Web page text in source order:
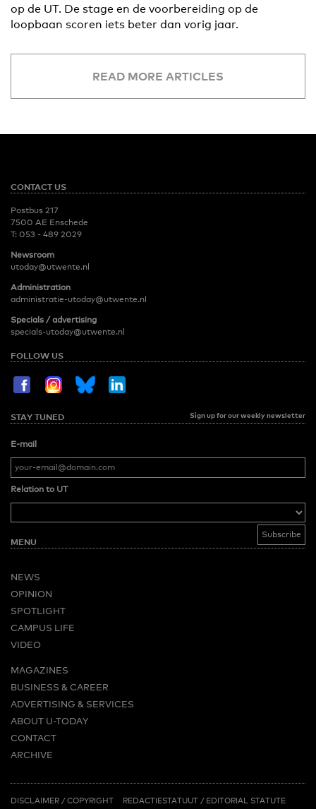
op de UT. De stage en de voorbereiding op de
loopbaan scoren iets beter dan vorig jaar.
READ MORE ARTICLES
CONTACT US
Postbus 217
7500 AE Enschede
T: 053 - 489 2029
Newsroom
utoday@utwente.nl
Administration
administratie-utoday@utwente.nl
Specials / advertising
specials-utoday@utwente.nl
FOLLOW US
STAY TUNED Sign up for our weekly newsletter
E-mail
Relation to UT
MENU
NEWS
OPINION
SPOTLIGHT
CAMPUS LIFE
VIDEO
MAGAZINES
BUSINESS & CAREER
ADVERTISING & SERVICES
ABOUT U-TODAY
CONTACT
ARCHIVE
LINKS
DISCLAIMER / COPYRIGHT REDACTIESTATUUT (PDF)
/ EDITORIAL STATUTE(PDF)